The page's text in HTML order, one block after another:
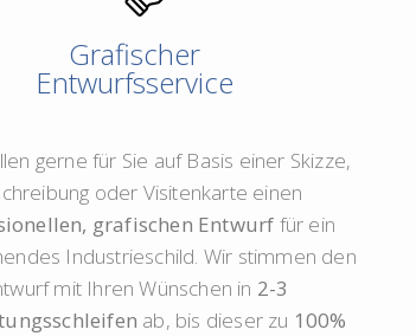
Grafischer
Entwurfsservice
gerne für Sie auf Basis einer Skizze,
oder Visitenkarte einen
grafischen Entwurf für ein
Industrieschild. Wir stimmen den
mit Ihren Wünschen in 2-3
ab, bis dieser zu 100%